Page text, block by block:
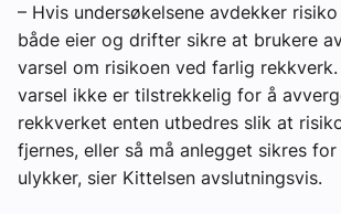
– Hvis undersøkelsene avdekker
både eier og drifter sikre at brukere
varsel om risikoen ved farlig
varsel ikke er tilstrekkelig for å
rekkverket enten utbedres slik at
fjernes, eller så må anlegget sikres for
ulykker, sier Kittelsen avslutningsvis.